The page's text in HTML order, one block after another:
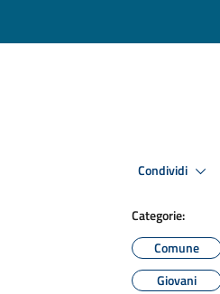
Condividi
Categorie:
Comune
Giovani